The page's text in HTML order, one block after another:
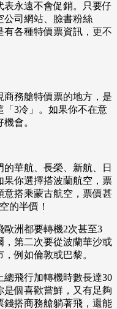
永遠不會促銷。只要仔
公司網站、臉書粉絲
有各種特價票資訊，更不
務艙特價票的地方，是
3冷」。如果你不在意
會。
華航、長榮、新航、日
果你選擇搭波蘭航空，票
意搭乘蒙古航空，票價甚
的半價！
歐洲都要轉機2次甚至3
，第二次要從波蘭華沙或
例如倫敦或巴黎。
飛行加轉機時數長達30
個喜歡嘗鮮，又有足夠
錢搭商務艙躺著飛，還能